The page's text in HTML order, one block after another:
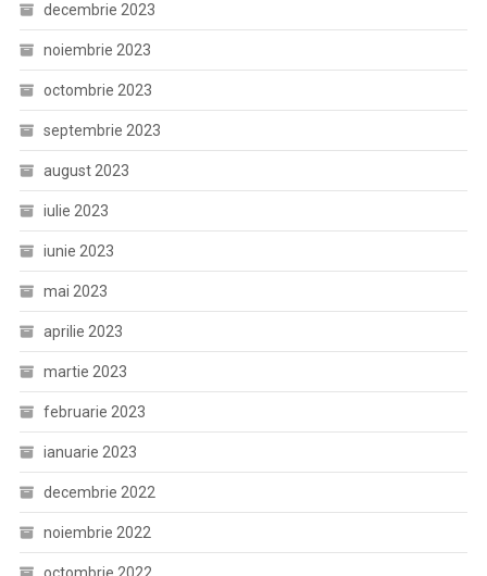
decembrie 2023
noiembrie 2023
octombrie 2023
septembrie 2023
august 2023
iulie 2023
iunie 2023
mai 2023
aprilie 2023
martie 2023
februarie 2023
ianuarie 2023
decembrie 2022
noiembrie 2022